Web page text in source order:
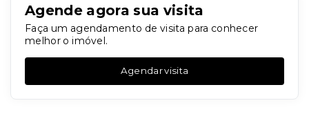
Agende agora sua visita
Faça um agendamento de visita para conhecer
melhor o imóvel.
Agendar visita